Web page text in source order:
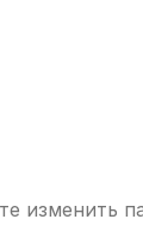
изменить